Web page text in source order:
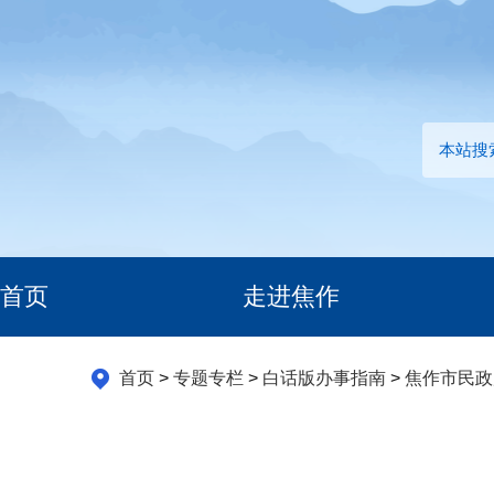
本站搜
首页 走进焦作
首页> 专题专栏 > 白话版办事指南> 焦作市民